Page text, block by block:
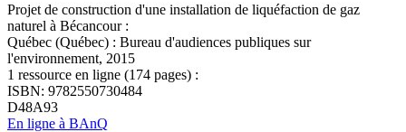
Projet de construction d'une installation de liquéfaction de gaz
naturel à Bécancour :
Québec (Québec) : Bureau d'audiences publiques sur
l'environnement, 2015
1 ressource en ligne (174 pages) :
ISBN: 9782550730484
D48A93
En ligne à BAnQ